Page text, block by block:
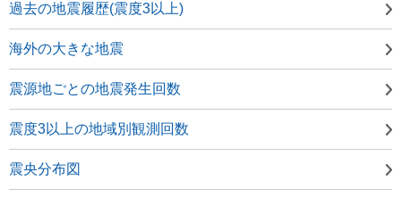
過去の地震履歴(震度3以上)
海外の大きな地震
震源地ごとの地震発生回数
震度3以上の地域別観測回数
震央分布図